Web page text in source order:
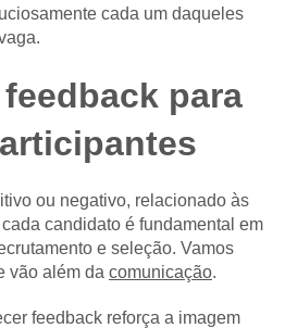
cada um daqueles
para
ou negativo, relacionado às
candidato é fundamental em
e seleção. Vamos
vão além da comunicação.
feedback reforça a imagem